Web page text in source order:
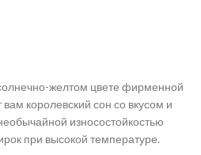
желтом цвете фирменной
королевский сон со вкусом и
износостойкостью
при высокой температуре.